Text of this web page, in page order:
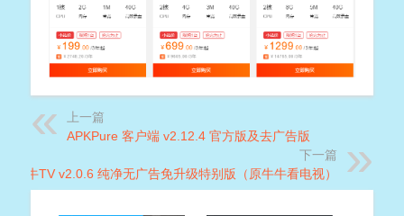
上一篇
APKPure 客户端 v2.12.4 官方版及去广告版
下一篇
牛牛TV v2.0.6 纯净无广告免升级特别版（原牛牛看电视）